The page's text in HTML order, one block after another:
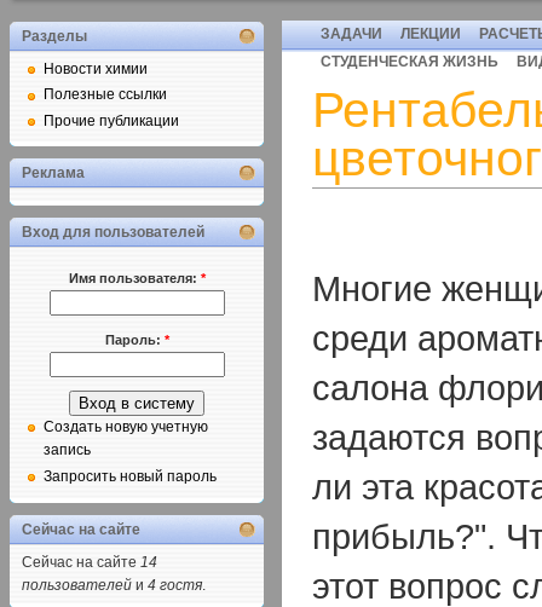
ЗАДАЧИ ЛЕКЦИИ
СТУДЕНЧЕСКАЯ ЖИЗНЬ
Многие
среди
салона
задаются
ли эта
прибыль?".
этот вопрос
Разделы
Новости химии
Полезные ссылки
Прочие публикации
Реклама
Вход для пользователей
Имя пользователя: *
Пароль: *
Создать новую учетную
запись
Запросить новый пароль
Сейчас на сайте
Сейчас на сайте 14
пользователей и 4 гостя.